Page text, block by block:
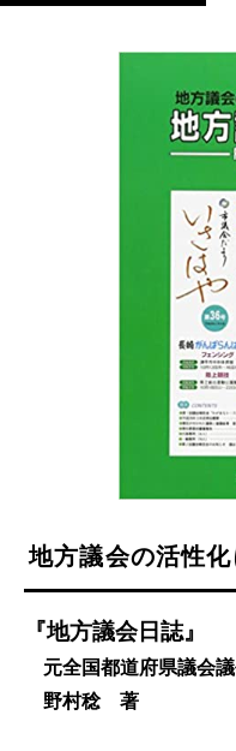
地方議会の活性
『地方議会日誌』
元全国都道府県議会
野村稔 著